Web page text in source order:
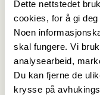
Dette nettstedet
cookies, for å gi
Noen
skal fungere. Vi
analysearbeid,
Du kan fjerne de
krysse på